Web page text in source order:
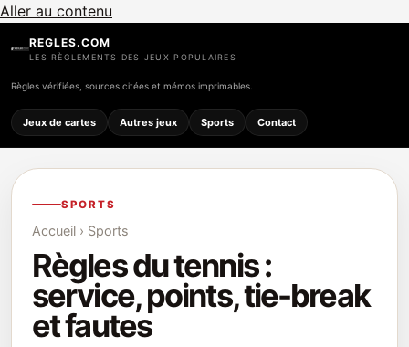
Aller au contenu
REGLES.COM
LES RÈGLEMENTS DES JEUX POPULAIRES
Règles vérifiées, sources citées et mémos imprimables.
Jeux de cartes Autres jeux Sports Contact
SPORTS
Accueil › Sports
Règles du tennis :
service, points, tie-break
et fautes